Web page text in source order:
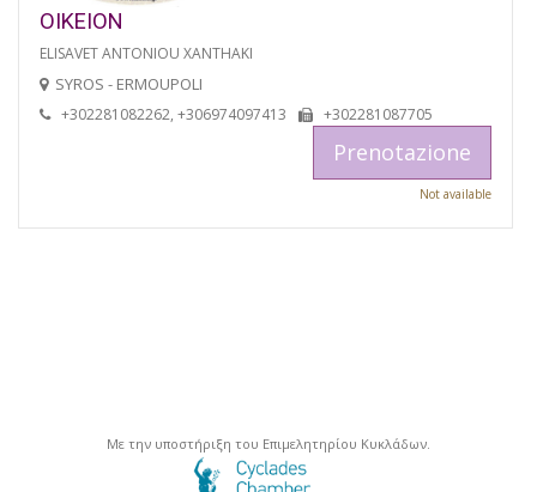
OIKEION
ELISAVET ANTONIOU XANTHAKI
SYROS - ERMOUPOLI
+302281082262, +306974097413 +302281087705
Prenotazione
Not available
Με την υποστήριξη του Επιμελητηρίου Κυκλάδων.